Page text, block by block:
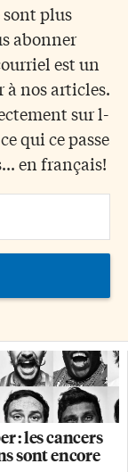
plus
abonner
est un
à nos articles.
sur l-
qui ce passe
en français!
: les cancers
sont encore